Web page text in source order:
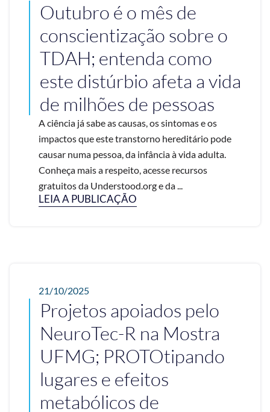
Outubro é o mês de
conscientização sobre o
TDAH; entenda como
este distúrbio afeta a vida
de milhões de pessoas
A ciência já sabe as causas, os sintomas e os
impactos que este transtorno hereditário pode
causar numa pessoa, da infância à vida adulta.
Conheça mais a respeito, acesse recursos
gratuitos da Understood.org e da ...
LEIA A PUBLICAÇÃO
21/10/2025
Projetos apoiados pelo
NeuroTec-R na Mostra
UFMG; PROTOtipando
lugares e efeitos
metabólicos de